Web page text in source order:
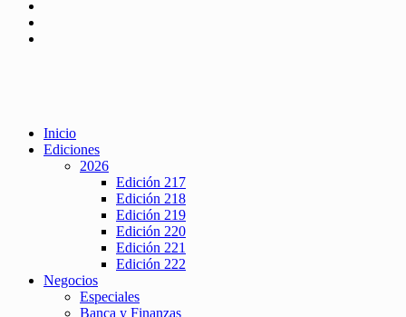
Inicio
Ediciones
2026
Edición 217
Edición 218
Edición 219
Edición 220
Edición 221
Edición 222
Negocios
Especiales
Banca y Finanzas